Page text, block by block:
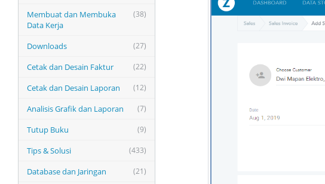
(38)
Membuat dan Membuka
Data Kerja
(27)
Downloads
(22)
Cetak dan Desain Faktur
(12)
Cetak dan Desain Laporan
(7)
Analisis Grafik dan Laporan
(9)
Tutup Buku
(433)
Tips & Solusi
(21)
Database dan Jaringan